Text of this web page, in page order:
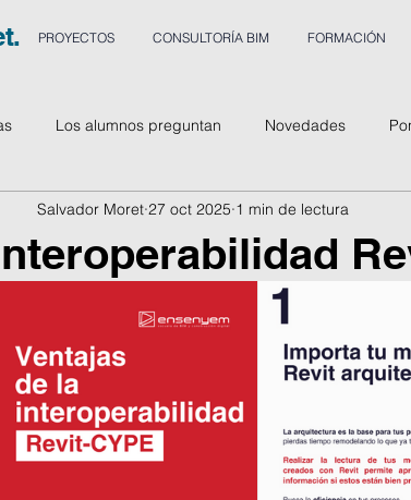
PROYECTOS CONSULTORÍA BIM FORMACIÓN
Los alumnos preguntan Novedades
Salvador Moret 27 oct 2025 1 min de lectura